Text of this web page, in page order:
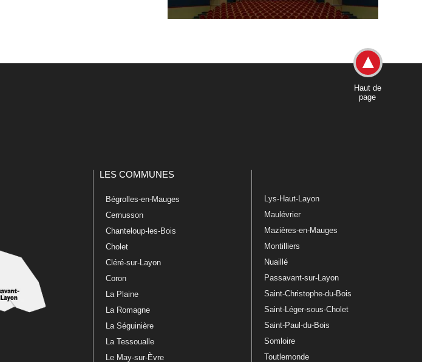
Haut de
page
LES COMMUNES
Bégrolles-en-Mauges
Cernusson
Chanteloup-les-Bois
Cholet
Cléré-sur-Layon
Coron
La Plaine
La Romagne
La Séguinière
La Tessoualle
Le May-sur-Èvre
Lys-Haut-Layon
Maulévrier
Mazières-en-Mauges
Montilliers
Nuaillé
Passavant-sur-Layon
Saint-Christophe-du-Bois
Saint-Léger-sous-Cholet
Saint-Paul-du-Bois
Somloire
Toutlemonde